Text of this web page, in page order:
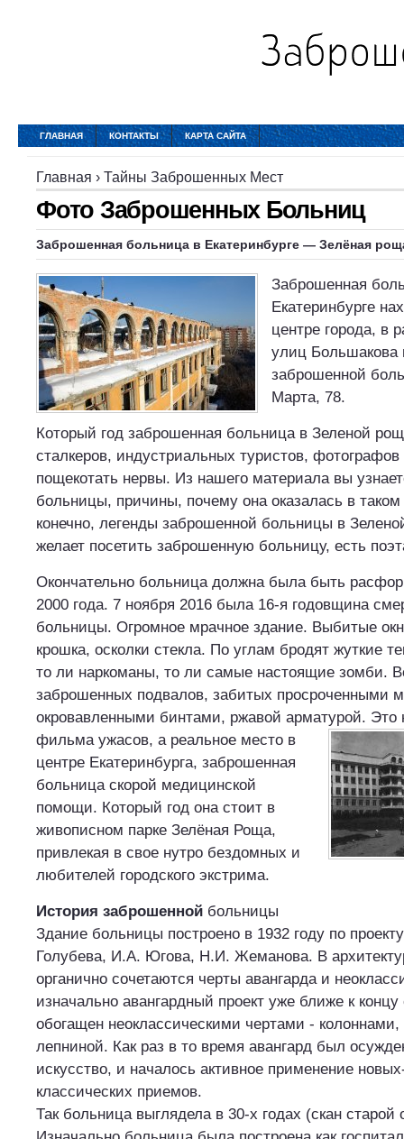
ГЛАВНАЯ КОНТАКТЫ КАРТА САЙТА
Главная › Тайны Заброшенных Мест
Фото Заброшенных Больниц
Заброшенная больница в Екатеринбурге — Зелёная
Заброшенная
Екатеринбурге
центре города, в
улиц Большакова
заброшенной
Марта, 78.
Который год заброшенная больница в Зеленой
сталкеров, индустриальных туристов,
пощекотать нервы. Из нашего материала вы
больницы, причины, почему она оказалась в
конечно, легенды заброшенной больницы в
желает посетить заброшенную больницу, есть
Окончательно больница должна была быть
2000 года. 7 ноября 2016 была 16-я годовщина
больницы. Огромное мрачное здание. Выбитые
крошка, осколки стекла. По углам бродят жуткие
то ли наркоманы, то ли самые настоящие зомби.
заброшенных подвалов, забитых просроченными
окровавленными бинтами, ржавой арматурой. Это
фильма ужасов, а реальное место в
центре Екатеринбурга, заброшенная
больница скорой медицинской
помощи. Который год она стоит в
живописном парке Зелёная Роща,
привлекая в свое нутро бездомных и
любителей городского экстрима.
История заброшенной больницы
Здание больницы построено в 1932 году по
Голубева, И.А. Югова, Н.И. Жеманова. В
органично сочетаются черты авангарда и
изначально авангардный проект уже ближе к
обогащен неоклассическими чертами -
лепниной. Как раз в то время авангард был
искусство, и началось активное применение
классических приемов.
Так больница выглядела в 30-х годах (скан старой